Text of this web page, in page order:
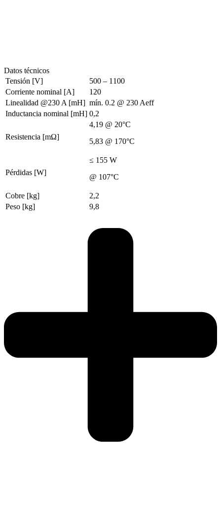
Datos técnicos
Tensión [V]
500 – 1100
Corriente nominal [A]
120
Linealidad @230 A [mH] mín. 0.2 @ 230 Aeff
Inductancia nominal [mH] 0,2
Resistencia [mΩ]
4,19 @ 20°C
5,83 @ 170°C
Pérdidas [W]
≤ 155 W
@ 107°C
Cobre [kg]
2,2
Peso [kg]
9,8